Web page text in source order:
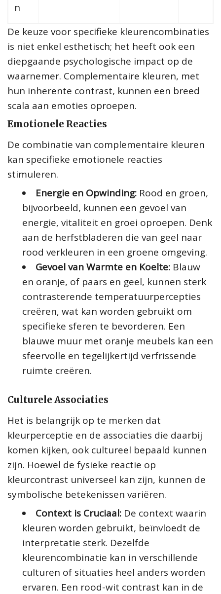
n
De keuze voor specifieke kleurencombinaties
is niet enkel esthetisch; het heeft ook een
diepgaande psychologische impact op de
waarnemer. Complementaire kleuren, met
hun inherente contrast, kunnen een breed
scala aan emoties oproepen.
Emotionele Reacties
De combinatie van complementaire kleuren
kan specifieke emotionele reacties
stimuleren.
Energie en Opwinding: Rood en groen,
bijvoorbeeld, kunnen een gevoel van
energie, vitaliteit en groei oproepen. Denk
aan de herfstbladeren die van geel naar
rood verkleuren in een groene omgeving.
Gevoel van Warmte en Koelte: Blauw
en oranje, of paars en geel, kunnen sterk
contrasterende temperatuurpercepties
creëren, wat kan worden gebruikt om
specifieke sferen te bevorderen. Een
blauwe muur met oranje meubels kan een
sfeervolle en tegelijkertijd verfrissende
ruimte creëren.
Culturele Associaties
Het is belangrijk op te merken dat
kleurperceptie en de associaties die daarbij
komen kijken, ook cultureel bepaald kunnen
zijn. Hoewel de fysieke reactie op
kleurcontrast universeel kan zijn, kunnen de
symbolische betekenissen variëren.
Context is Cruciaal: De context waarin
kleuren worden gebruikt, beïnvloedt de
interpretatie sterk. Dezelfde
kleurencombinatie kan in verschillende
culturen of situaties heel anders worden
ervaren. Een rood-wit contrast kan in de